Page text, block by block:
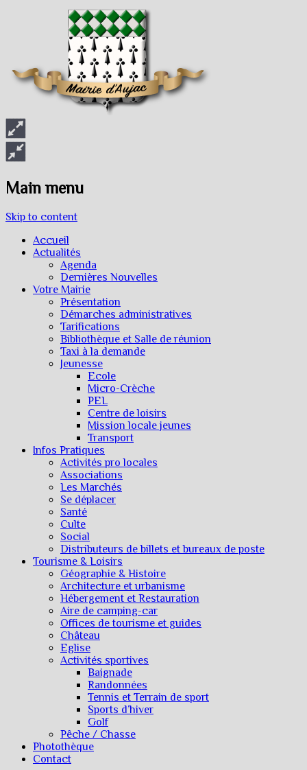
Main menu
Skip to content
Accueil
Actualités
Agenda
Dernières Nouvelles
Votre Mairie
Présentation
Démarches administratives
Tarifications
Bibliothèque et Salle de réunion
Taxi à la demande
Jeunesse
Ecole
Micro-Crèche
PEL
Centre de loisirs
Mission locale jeunes
Transport
Infos Pratiques
Activités pro locales
Associations
Les Marchés
Se déplacer
Santé
Culte
Social
Distributeurs de billets et bureaux de poste
Tourisme & Loisirs
Géographie & Histoire
Architecture et urbanisme
Hébergement et Restauration
Aire de camping-car
Offices de tourisme et guides
Château
Eglise
Activités sportives
Baignade
Randonnées
Tennis et Terrain de sport
Sports d’hiver
Golf
Pêche / Chasse
Photothèque
Contact